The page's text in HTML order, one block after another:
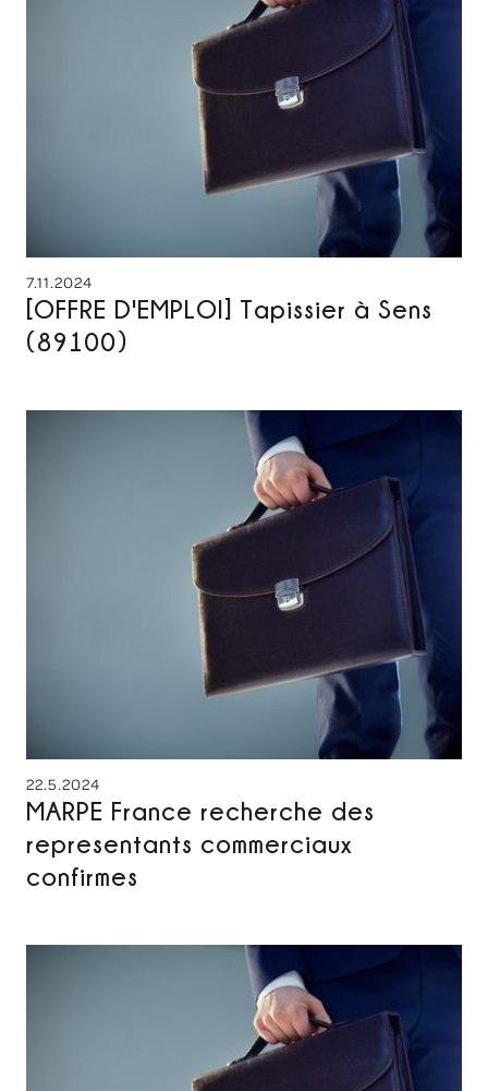
7.11.2024
[OFFRE D'EMPLOI] Tapissier à Sens
(89100)
22.5.2024
MARPE France recherche des
representants commerciaux
confirmes